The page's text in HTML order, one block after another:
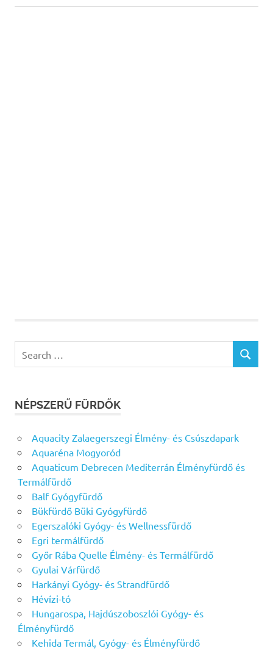
for:
SEARCH
NÉPSZERŰ FÜRDŐK
Aquacity Zalaegerszegi Élmény- és Csúszdapark
Aquaréna Mogyoród
Aquaticum Debrecen Mediterrán Élményfürdő és
Termálfürdő
Balf Gyógyfürdő
Bükfürdő Büki Gyógyfürdő
Egerszalóki Gyógy- és Wellnessfürdő
Egri termálfürdő
Győr Rába Quelle Élmény- és Termálfürdő
Gyulai Várfürdő
Harkányi Gyógy- és Strandfürdő
Hévízi-tó
Hungarospa, Hajdúszoboszlói Gyógy- és
Élményfürdő
Kehida Termál, Gyógy- és Élményfürdő